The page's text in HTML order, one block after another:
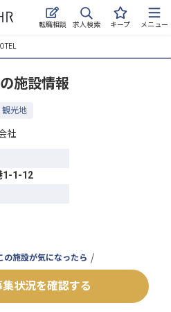
転職相談 求人検索 キープ メニュー
探す
人
について
の施設情報
観光地
社
1-1-12
の施設が気になったら
集状況を確認する